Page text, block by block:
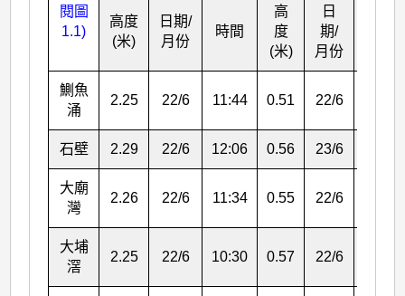
閱圖
1.1)
高度
(米)
日期/
月份
時間
高
度
(米)
日
期/
月份
鰂魚
涌
2.25 22/6 11:44 0.51 22/6
石壁 2.29 22/6 12:06 0.56 23/6
大廟
灣
2.26 22/6 11:34 0.55 22/6
大埔
滘
2.25 22/6 10:30 0.57 22/6